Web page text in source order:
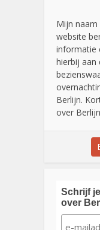
Mijn naam
website
informatie
hierbij aan
Berlijn.
over
Schrijf
over